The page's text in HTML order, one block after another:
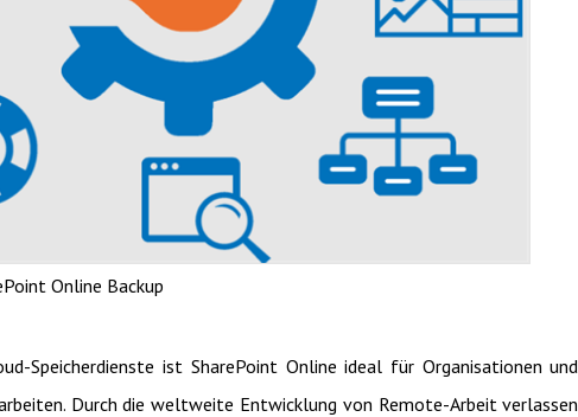
Online Backup
Speicherdienste ist SharePoint Online ideal für Organisationen und
Durch die weltweite Entwicklung von Remote-Arbeit verlassen